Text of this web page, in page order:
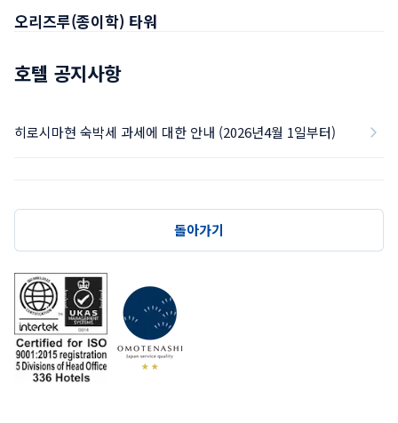
오리즈루(종이학) 타워
호텔 공지사항
히로시마현 숙박세 과세에 대한 안내 (2026년4월 1일부터)
돌아가기